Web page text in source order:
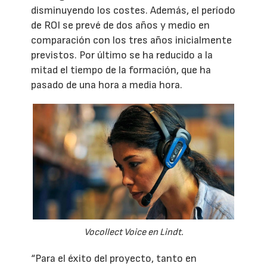
disminuyendo los costes. Además, el período
de ROI se prevé de dos años y medio en
comparación con los tres años inicialmente
previstos. Por último se ha reducido a la
mitad el tiempo de la formación, que ha
pasado de una hora a media hora.
Vocollect Voice en Lindt.
“Para el éxito del proyecto, tanto en